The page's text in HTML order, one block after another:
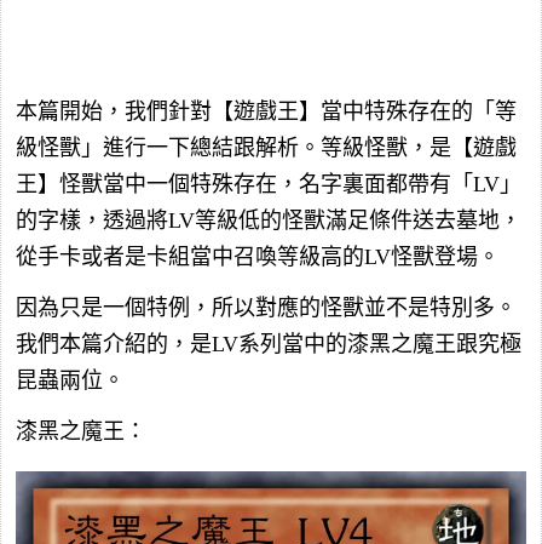
本篇開始，我們針對【遊戲王】當中特殊存在的「等
級怪獸」進行一下總結跟解析。等級怪獸，是【遊戲
王】怪獸當中一個特殊存在，名字裏面都帶有「LV」
的字樣，透過將LV等級低的怪獸滿足條件送去墓地，
從手卡或者是卡組當中召喚等級高的LV怪獸登場。
因為只是一個特例，所以對應的怪獸並不是特別多。
我們本篇介紹的，是LV系列當中的漆黑之魔王跟究極
昆蟲兩位。
漆黑之魔王：